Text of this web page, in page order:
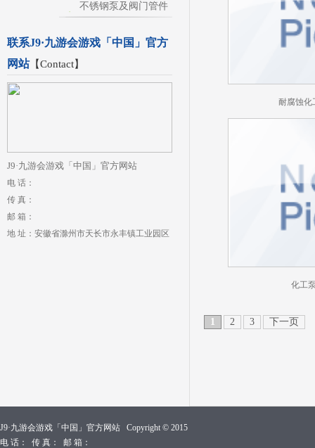
不锈钢泵及阀门管件
联系J9·九游会游戏「中国」官方
网站【Contact】
J9·九游会游戏「中国」官方网站
电 话：
传 真：
邮 箱：
地 址：安徽省滁州市天长市永丰镇工业园区
耐腐蚀化
化工
1 2 3 下一页
J9·九游会游戏「中国」官方网站 Copyright © 2015
电 话： 传 真： 邮 箱：